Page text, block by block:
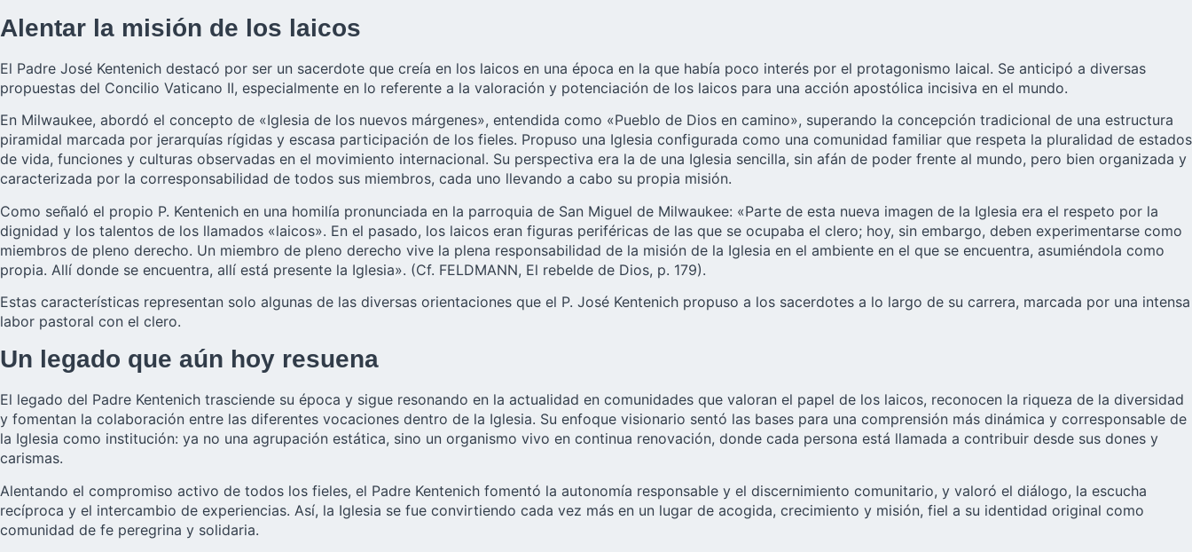
Alentar la misión de los laicos
El Padre José Kentenich destacó por ser un sacerdote que creía en los laicos en una época en la que había poco interés por el protagonismo laical. Se anticipó a diversas
propuestas del Concilio Vaticano II, especialmente en lo referente a la valoración y potenciación de los laicos para una acción apostólica incisiva en el mundo.
En Milwaukee, abordó el concepto de «Iglesia de los nuevos márgenes», entendida como «Pueblo de Dios en camino», superando la concepción tradicional de una estructura
piramidal marcada por jerarquías rígidas y escasa participación de los fieles. Propuso una Iglesia configurada como una comunidad familiar que respeta la pluralidad de estados
de vida, funciones y culturas observadas en el movimiento internacional. Su perspectiva era la de una Iglesia sencilla, sin afán de poder frente al mundo, pero bien organizada y
caracterizada por la corresponsabilidad de todos sus miembros, cada uno llevando a cabo su propia misión.
Como señaló el propio P. Kentenich en una homilía pronunciada en la parroquia de San Miguel de Milwaukee: «Parte de esta nueva imagen de la Iglesia era el respeto por la
dignidad y los talentos de los llamados «laicos». En el pasado, los laicos eran figuras periféricas de las que se ocupaba el clero; hoy, sin embargo, deben experimentarse como
miembros de pleno derecho. Un miembro de pleno derecho vive la plena responsabilidad de la misión de la Iglesia en el ambiente en el que se encuentra, asumiéndola como
propia. Allí donde se encuentra, allí está presente la Iglesia». (Cf. FELDMANN, El rebelde de Dios, p. 179).
Estas características representan solo algunas de las diversas orientaciones que el P. José Kentenich propuso a los sacerdotes a lo largo de su carrera, marcada por una intensa
labor pastoral con el clero.
Un legado que aún hoy resuena
El legado del Padre Kentenich trasciende su época y sigue resonando en la actualidad en comunidades que valoran el papel de los laicos, reconocen la riqueza de la diversidad
y fomentan la colaboración entre las diferentes vocaciones dentro de la Iglesia. Su enfoque visionario sentó las bases para una comprensión más dinámica y corresponsable de
la Iglesia como institución: ya no una agrupación estática, sino un organismo vivo en continua renovación, donde cada persona está llamada a contribuir desde sus dones y
carismas.
Alentando el compromiso activo de todos los fieles, el Padre Kentenich fomentó la autonomía responsable y el discernimiento comunitario, y valoró el diálogo, la escucha
recíproca y el intercambio de experiencias. Así, la Iglesia se fue convirtiendo cada vez más en un lugar de acogida, crecimiento y misión, fiel a su identidad original como
comunidad de fe peregrina y solidaria.